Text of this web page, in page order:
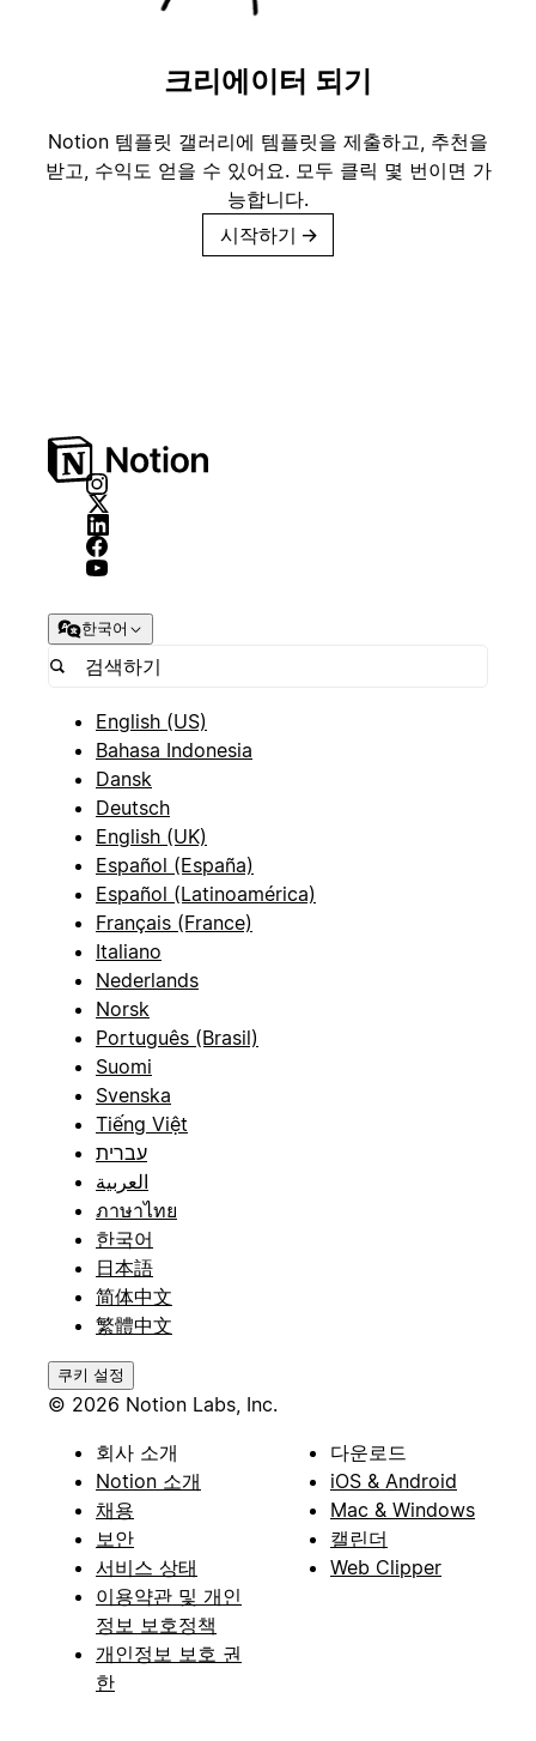
크리에이터 되기
Notion 템플릿 갤러리에 템플릿을 제출하고, 추천을
받고, 수익도 얻을 수 있어요. 모두 클릭 몇 번이면 가
능합니다.
시작하기 →
한국어
English (US)
Bahasa Indonesia
Dansk
Deutsch
English (UK)
Español (España)
Español (Latinoamérica)
Français (France)
Italiano
Nederlands
Norsk
Português (Brasil)
Suomi
Svenska
Tiếng Việt
עברית
العربية
ภาษาไทย
한국어
日本語
简体中文
繁體中文
쿠키 설정
© 2026 Notion Labs, Inc.
회사 소개
Notion 소개
채용
보안
서비스 상태
이용약관 및 개인
정보 보호정책
개인정보 보호 권
한
다운로드
iOS & Android
Mac & Windows
캘린더
Web Clipper